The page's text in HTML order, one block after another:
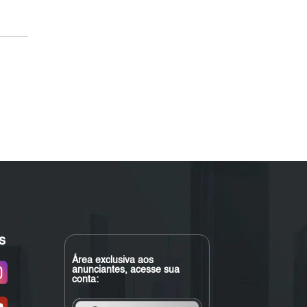
Área exclusiva aos
anunciantes, acesse sua
conta: